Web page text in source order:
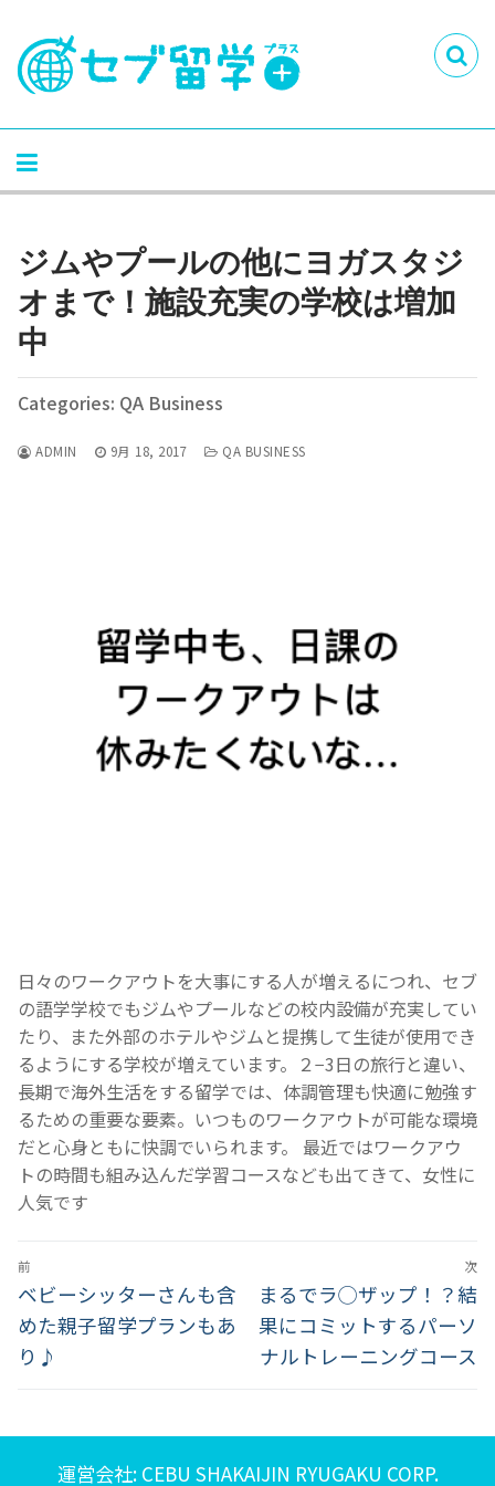
ジムやプールの他にヨガスタジ
オまで！施設充実の学校は増加
中
Categories: QA Business
ADMIN 9月 18, 2017 QA BUSINESS
日々のワークアウトを大事にする人が増えるにつれ、セブ
の語学学校でもジムやプールなどの校内設備が充実してい
たり、また外部のホテルやジムと提携して生徒が使用でき
るようにする学校が増えています。２−3日の旅行と違い、
長期で海外生活をする留学では、体調管理も快適に勉強す
るための重要な要素。いつものワークアウトが可能な環境
だと心身ともに快調でいられます。 最近ではワークアウ
トの時間も組み込んだ学習コースなども出てきて、女性に
人気です
投
稿
ナ
ゲ
前
前
の
投
稿:
ベビーシッターさんも含
めた親子留学プランもあ
り♪
次
次
の
投
稿:
まるでラ◯ザップ！？結
果にコミットするパーソ
ナルトレーニングコース
運営会社: CEBU SHAKAIJIN RYUGAKU CORP.